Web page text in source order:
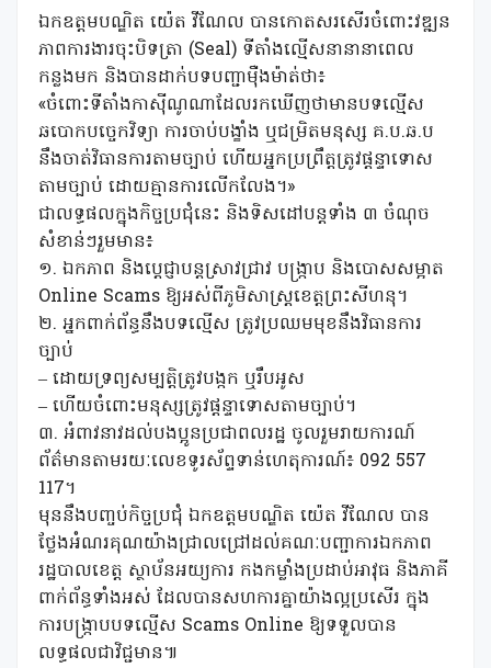
ឯកឧត្តមបណ្ឌិត យ៉េត វីណែល បានកោតសរសើរចំពោះវឌ្ឍន
ភាពការងារចុះបិទត្រា (Seal) ទីតាំងល្មើសនានានាពេល
កន្លងមក និងបានដាក់បទបញ្ជាម៉ឺងម៉ាត់ថា៖
​«ចំពោះទីតាំងកាស៊ីណូណាដែលរកឃើញថាមានបទល្មើស
ឆបោកបច្ចេកវិទ្យា ការចាប់បង្ខាំង ឬជម្រិតមនុស្ស គ.ប.ឆ.ប
នឹងចាត់វិធានការតាមច្បាប់ ហើយអ្នកប្រព្រឹត្តត្រូវផ្ដន្ទាទោស
តាមច្បាប់ ដោយគ្មានការលើកលែង។»
ជា​លទ្ធផលក្នុងកិច្ចប្រជុំនេះ និងទិសដៅបន្តទាំង ៣ ចំណុច
សំខាន់ៗរួមមាន៖
​១. ឯកភាព និងប្តេជ្ញាបន្តស្រាវជ្រាវ បង្ក្រាប និងបោសសម្អាត
Online Scams ឱ្យអស់ពីភូមិសាស្ត្រខេត្តព្រះសីហនុ។
​២. អ្នកពាក់ព័ន្ធនឹងបទល្មើស ត្រូវប្រឈមមុខនឹងវិធានការ
ច្បាប់
– ដោយទ្រព្យសម្បត្តិត្រូវបង្កក ឬរឹបអូស
– ហើយចំពោះមនុស្សត្រូវផ្តន្ទាទោសតាមច្បាប់។
​៣. អំពាវនាវដល់បងប្អូនប្រជាពលរដ្ឋ ចូលរួមរាយការណ៍
ព័ត៌មានតាមរយៈលេខទូរស័ព្ទទាន់ហេតុការណ៍៖ 092 557
117។
​មុននឹងបញ្ចប់កិច្ចប្រជុំ ឯកឧត្តមបណ្ឌិត យ៉េត វីណែល បាន
ថ្លែងអំណរគុណយ៉ាងជ្រាលជ្រៅដល់គណៈបញ្ជាការឯកភាព
រដ្ឋបាលខេត្ត ស្ថាប័នអយ្យការ កងកម្លាំងប្រដាប់អាវុធ និងភាគី
ពាក់ព័ន្ធទាំងអស់ ដែលបានសហការគ្នាយ៉ាងល្អប្រសើរ ក្នុង
ការបង្ក្រាបបទល្មើស Scams Online ឱ្យទទួលបាន
លទ្ធផលជាវិជ្ជមាន៕